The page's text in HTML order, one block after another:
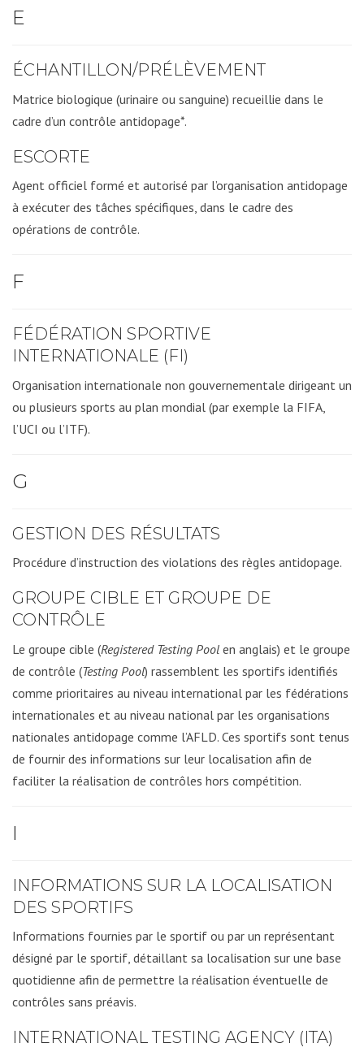
E
ÉCHANTILLON/PRÉLÈVEMENT
Matrice biologique (urinaire ou sanguine) recueillie dans le
cadre d’un contrôle antidopage*.
ESCORTE
Agent officiel formé et autorisé par l’organisation antidopage
à exécuter des tâches spécifiques, dans le cadre des
opérations de contrôle.
F
FÉDÉRATION SPORTIVE
INTERNATIONALE (FI)
Organisation internationale non gouvernementale dirigeant un
ou plusieurs sports au plan mondial (par exemple la FIFA,
l’UCI ou l’ITF).
G
GESTION DES RÉSULTATS
Procédure d’instruction des violations des règles antidopage.
GROUPE CIBLE ET GROUPE DE
CONTRÔLE
Le groupe cible (Registered Testing Pool en anglais) et le groupe
de contrôle (Testing Pool) rassemblent les sportifs identifiés
comme prioritaires au niveau international par les fédérations
internationales et au niveau national par les organisations
nationales antidopage comme l’AFLD. Ces sportifs sont tenus
de fournir des informations sur leur localisation afin de
faciliter la réalisation de contrôles hors compétition.
I
INFORMATIONS SUR LA LOCALISATION
DES SPORTIFS
Informations fournies par le sportif ou par un représentant
désigné par le sportif, détaillant sa localisation sur une base
quotidienne afin de permettre la réalisation éventuelle de
contrôles sans préavis.
INTERNATIONAL TESTING AGENCY (ITA)